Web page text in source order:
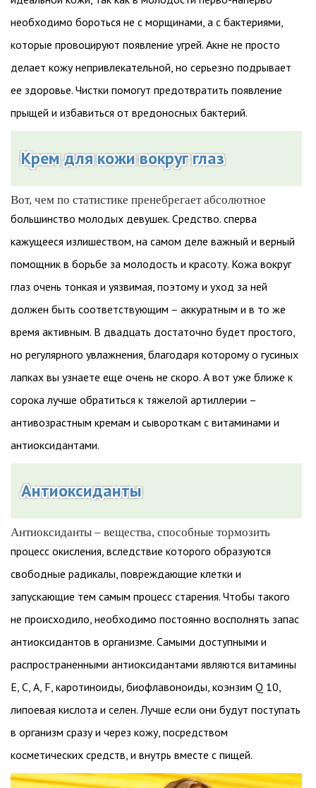
необходимо бороться не с морщинами, а с бактериями,
которые провоцируют появление угрей. Акне не просто
делает кожу непривлекательной, но серьезно подрывает
ее здоровье. Чистки помогут предотвратить появление
прыщей и избавиться от вредоносных бактерий.
Крем для кожи вокруг глаз
Вот, чем по статистике пренебрегает абсолютное
большинство молодых девушек. Средство. сперва
кажущееся излишеством, на самом деле важный и верный
помощник в борьбе за молодость и красоту. Кожа вокруг
глаз очень тонкая и уязвимая, поэтому и уход за ней
должен быть соответствующим – аккуратным и в то же
время активным. В двадцать достаточно будет простого,
но регулярного увлажнения, благодаря которому о гусиных
лапках вы узнаете еще очень не скоро. А вот уже ближе к
сорока лучше обратиться к тяжелой артиллерии –
антивозрастным кремам и сывороткам с витаминами и
антиоксидантами.
Антиоксиданты
Антиоксиданты – вещества, способные тормозить
процесс окисления, вследствие которого образуются
свободные радикалы, повреждающие клетки и
запускающие тем самым процесс старения. Чтобы такого
не происходило, необходимо постоянно восполнять запас
антиоксидантов в организме. Самыми доступными и
распространенными антиоксидантами являются витамины
Е, С, А, F, каротиноиды, биофлавоноиды, коэнзим Q 10,
липоевая кислота и селен. Лучше если они будут поступать
в организм сразу и через кожу, посредством
косметических средств, и внутрь вместе с пищей.